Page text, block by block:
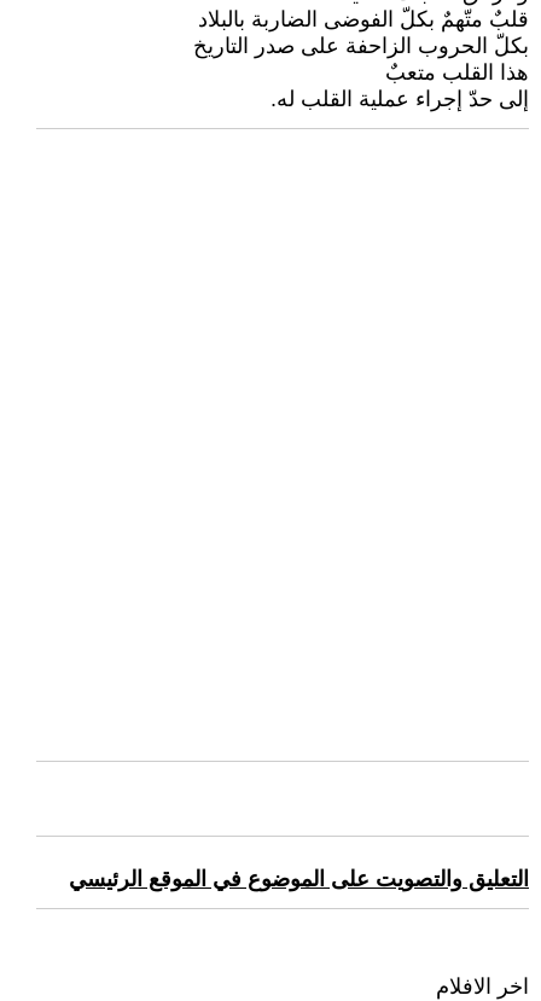
قلبٌ متّهمٌ بكلّ الفوضى الضاربة بالبلاد
بكلّ الحروب الزاحفة على صدر التاريخ
هذا القلب متعبٌ
إلى حدّ إجراء عملية القلب له.
التعليق والتصويت على الموضوع في الموقع الرئيسي
اخر الافلام